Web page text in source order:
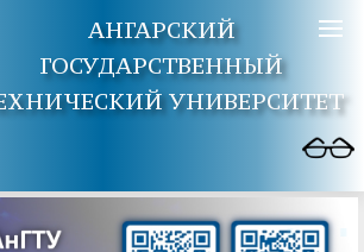
АНГАРСКИЙ
ГОСУДАРСТВЕННЫЙ
УНИВЕРСИТЕТ